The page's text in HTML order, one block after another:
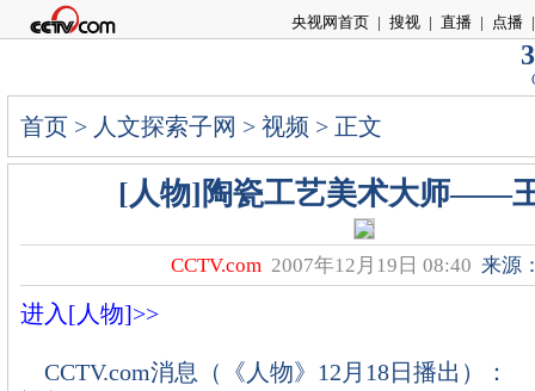
央视网首页 | 搜视 | 直播 | 点播 |
首页 > 人文探索子网 > 视频 > 正文
[人物]陶瓷工艺美术大师――
CCTV.com 2007年12月19日 08:40 来源
进入[人物]>>
CCTV.com消息（《人物》12月18日播出